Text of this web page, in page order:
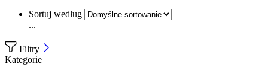
Sortuj według
...
Filtry
Kategorie